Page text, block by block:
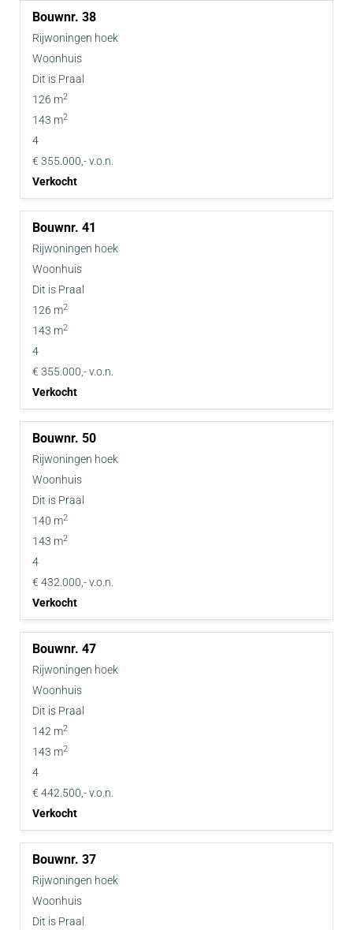
38
Rijwoningen hoek
Woonhuis
Dit is Praal
126 m2
143 m2
4
€ 355.000,- v.o.n.
Verkocht
41
Rijwoningen hoek
Woonhuis
Dit is Praal
126 m2
143 m2
4
€ 355.000,- v.o.n.
Verkocht
50
Rijwoningen hoek
Woonhuis
Dit is Praal
140 m2
143 m2
4
€ 432.000,- v.o.n.
Verkocht
47
Rijwoningen hoek
Woonhuis
Dit is Praal
142 m2
143 m2
4
€ 442.500,- v.o.n.
Verkocht
37
Rijwoningen hoek
Woonhuis
Dit is Praal